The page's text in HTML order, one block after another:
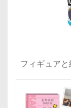
フィギュア